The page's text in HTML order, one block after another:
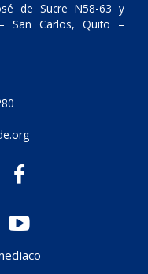
de Sucre N58-63 y
San Carlos, Quito –